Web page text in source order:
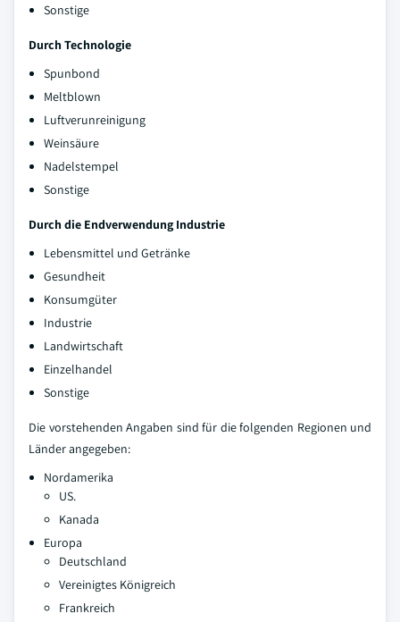
Sonstige
Durch Technologie
Spunbond
Meltblown
Luftverunreinigung
Weinsäure
Nadelstempel
Sonstige
Durch die Endverwendung Industrie
Lebensmittel und Getränke
Gesundheit
Konsumgüter
Industrie
Landwirtschaft
Einzelhandel
Sonstige
Die vorstehenden Angaben sind für die folgenden Regionen und
Länder angegeben:
Nordamerika
US.
Kanada
Europa
Deutschland
Vereinigtes Königreich
Frankreich